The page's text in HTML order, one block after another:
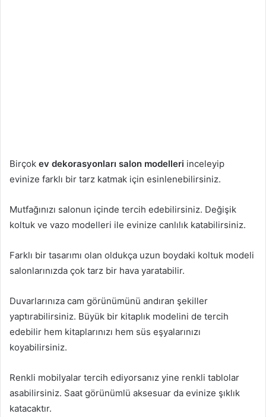
Birçok ev dekorasyonları salon modelleri inceleyip
evinize farklı bir tarz katmak için esinlenebilirsiniz.
Mutfağınızı salonun içinde tercih edebilirsiniz. Değişik
koltuk ve vazo modelleri ile evinize canlılık katabilirsiniz.
Farklı bir tasarımı olan oldukça uzun boydaki koltuk modeli
salonlarınızda çok tarz bir hava yaratabilir.
Duvarlarınıza cam görünümünü andıran şekiller
yaptırabilirsiniz. Büyük bir kitaplık modelini de tercih
edebilir hem kitaplarınızı hem süs eşyalarınızı
koyabilirsiniz.
Renkli mobilyalar tercih ediyorsanız yine renkli tablolar
asabilirsiniz. Saat görünümlü aksesuar da evinize şıklık
katacaktır.